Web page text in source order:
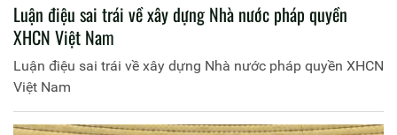
Luận điệu sai trái về xây dựng Nhà nước pháp quyền
XHCN Việt Nam
Luận điệu sai trái về xây dựng Nhà nước pháp quyền XHCN
Việt Nam